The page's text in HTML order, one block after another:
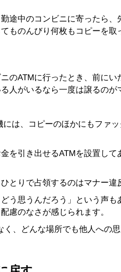
途中のコンビニに寄ったら
ものんびり何枚もコピーを取
のATMに行ったとき、前に
人がいるなら一度は譲るのが
は、コピーのほかにもファ
を引き出せるATMを設置し
とりで占領するのはマナー違
う思うんだろう」という声
慮のなさが感じられます。
、どんな場所でも他人への